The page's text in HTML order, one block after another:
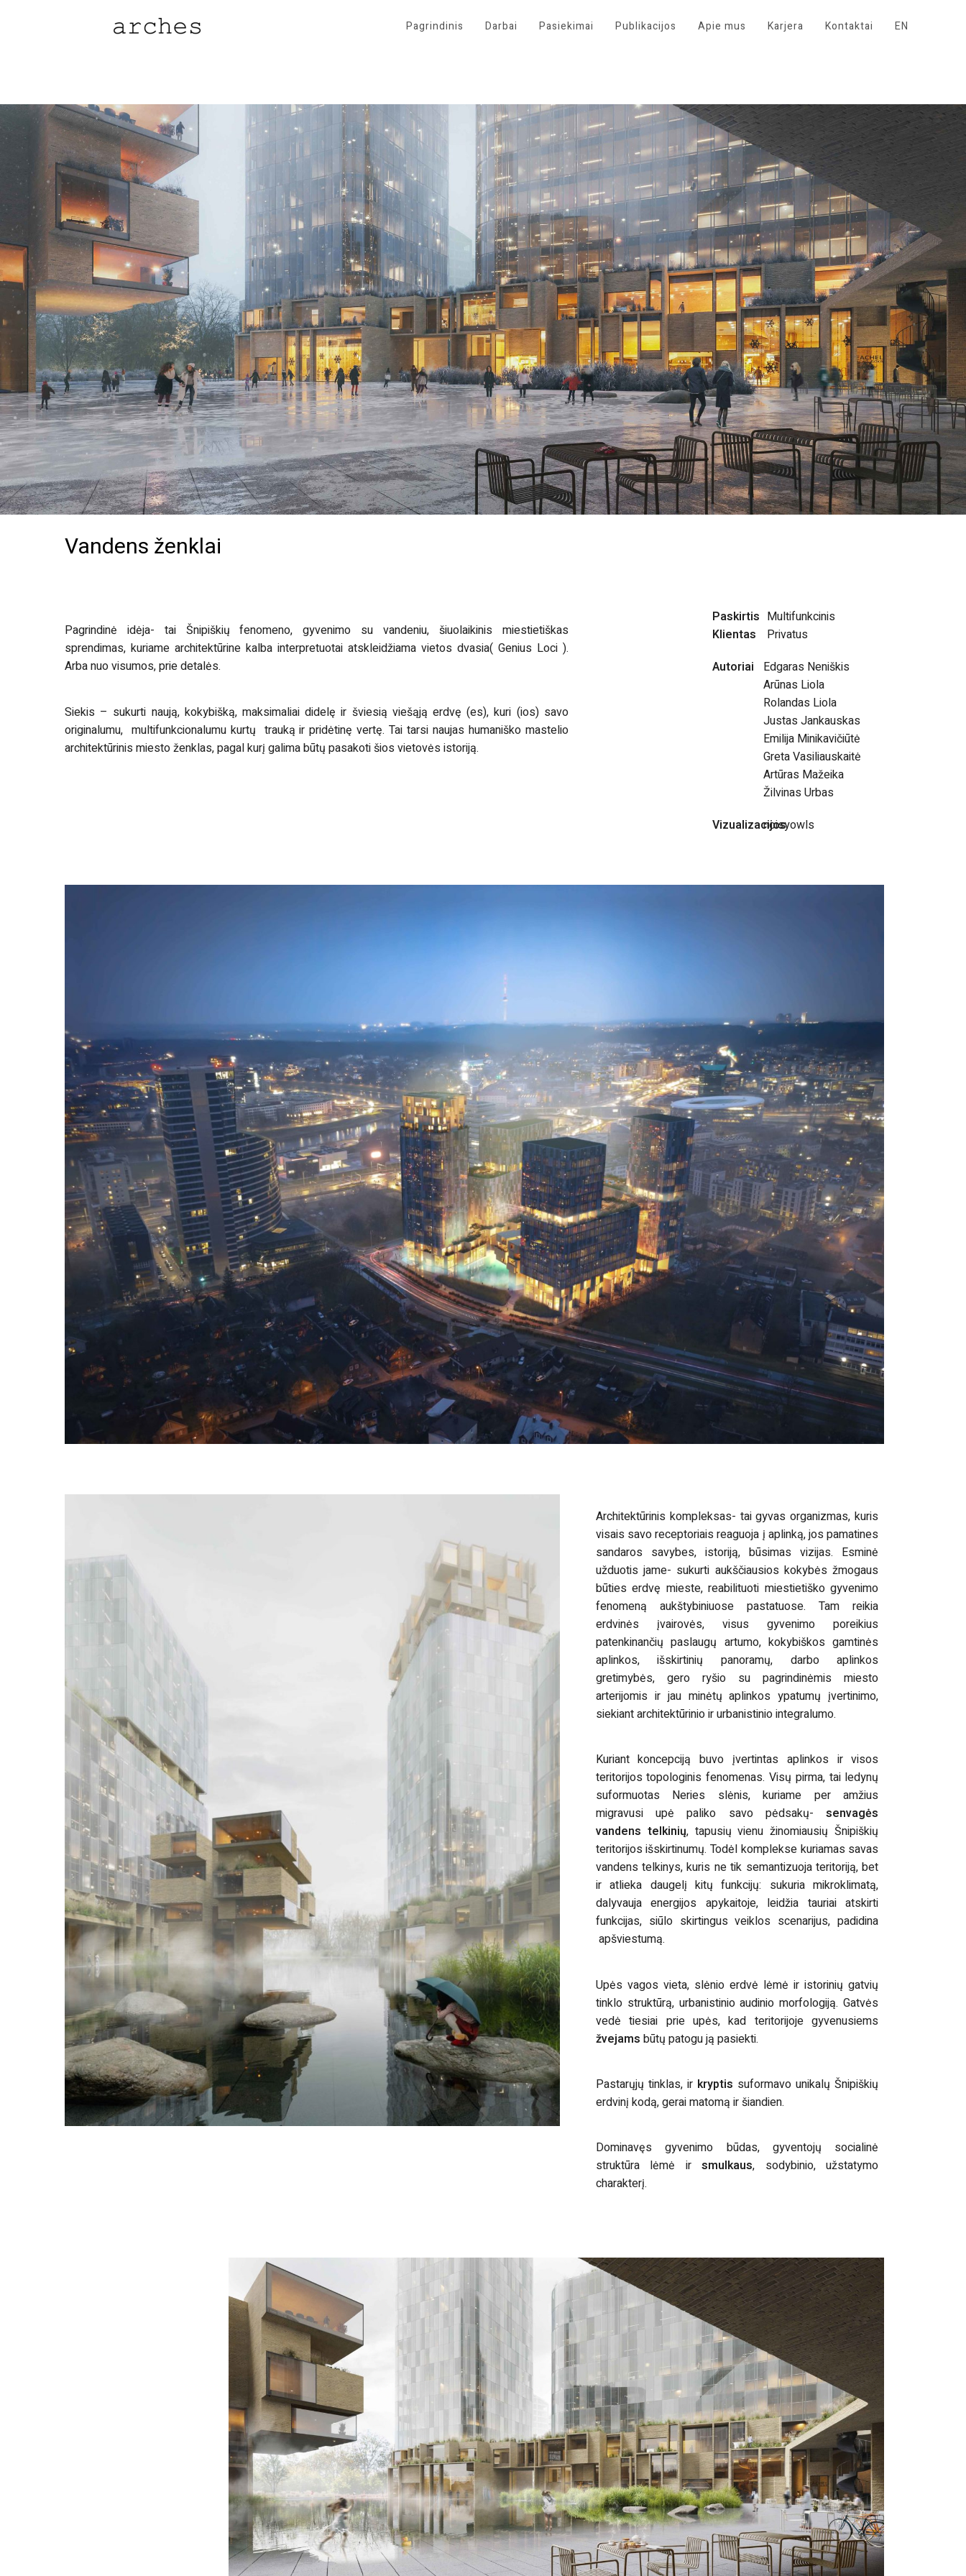
Pagrindinis Darbai Pasiekimai Publikacijos Apie mus Karjera Kontaktai EN
Vandens ženklai
Pagrindinė idėja- tai Šnipiškių fenomeno, gyvenimo su vandeniu, šiuolaikinis miestietiškas
sprendimas, kuriame architektūrine kalba interpretuotai atskleidžiama vietos dvasia( Genius Loci ).
Arba nuo visumos, prie detalės.
Siekis – sukurti naują, kokybišką, maksimaliai didelę ir šviesią viešąją erdvę (es), kuri (ios) savo
originalumu, multifunkcionalumu kurtų trauką ir pridėtinę vertę. Tai tarsi naujas humaniško mastelio
architektūrinis miesto ženklas, pagal kurį galima būtų pasakoti šios vietovės istoriją.
Paskirtis Multifunkcinis
Klientas
Privatus
Autoriai
Edgaras Neniškis
Arūnas Liola
Rolandas Liola
Justas Jankauskas
Emilija Minikavičiūtė
Greta Vasiliauskaitė
Artūras Mažeika
Žilvinas Urbas
Vizualizacijosnoisyowls
Architektūrinis kompleksas- tai gyvas organizmas, kuris
visais savo receptoriais reaguoja į aplinką, jos pamatines
sandaros savybes, istoriją, būsimas vizijas. Esminė
užduotis jame- sukurti aukščiausios kokybės žmogaus
būties erdvę mieste, reabilituoti miestietiško gyvenimo
fenomeną aukštybiniuose pastatuose. Tam reikia
erdvinės įvairovės, visus gyvenimo poreikius
patenkinančių paslaugų artumo, kokybiškos gamtinės
aplinkos, išskirtinių panoramų, darbo aplinkos
gretimybės, gero ryšio su pagrindinėmis miesto
arterijomis ir jau minėtų aplinkos ypatumų įvertinimo,
siekiant architektūrinio ir urbanistinio integralumo.
Kuriant koncepciją buvo įvertintas aplinkos ir visos
teritorijos topologinis fenomenas. Visų pirma, tai ledynų
suformuotas Neries slėnis, kuriame per amžius
migravusi upė paliko savo pėdsakų-senvagės
vandens telkinių, tapusių vienu žinomiausių Šnipiškių
teritorijos išskirtinumų. Todėl komplekse kuriamas savas
vandens telkinys, kuris ne tik semantizuoja teritoriją, bet
ir atlieka daugelį kitų funkcijų: sukuria mikroklimatą,
dalyvauja energijos apykaitoje, leidžia tauriai atskirti
funkcijas, siūlo skirtingus veiklos scenarijus, padidina
apšviestumą.
Upės vagos vieta, slėnio erdvė lėmė ir istorinių gatvių
tinklo struktūrą, urbanistinio audinio morfologiją. Gatvės
vedė tiesiai prie upės, kad teritorijoje gyvenusiems
žvejams būtų patogu ją pasiekti.
Pastarųjų tinklas, ir kryptis suformavo unikalų Šnipiškių
erdvinį kodą, gerai matomą ir šiandien.
Dominavęs gyvenimo būdas, gyventojų socialinė
struktūra lėmė irsmulkaus, sodybinio, užstatymo
charakterį.